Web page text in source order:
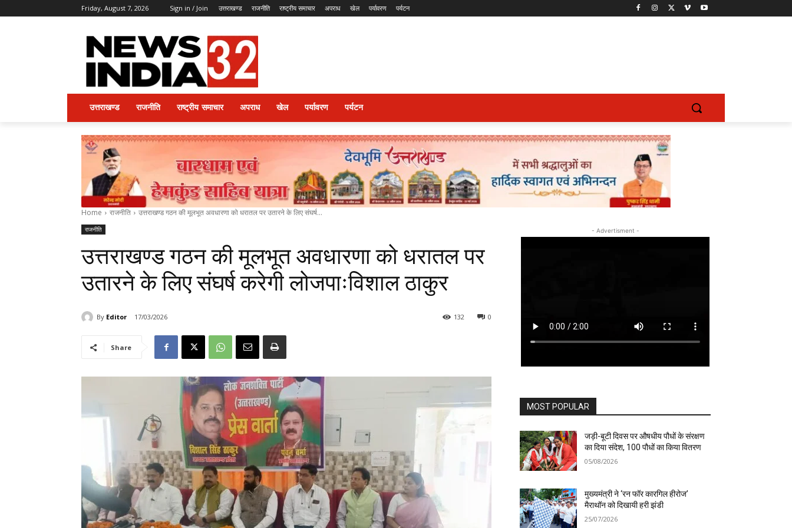
Friday, August 7, 2026 Sign in / Join उत्तराखण्ड राजनीति राष्ट्रीय समाचार अपराध खेल पर्यावरण पर्यटन
उत्तराखण्ड राजनीति राष्ट्रीय समाचार अपराध खेल पर्यावरण पर्यटन
Home राजनीति उत्तराखण्ड गठन की मूलभूत अवधारणा को धरातल पर उतारने के लिए संघर्ष...
राजनीति
उत्तराखण्ड गठन की मूलभूत अवधारणा को धरातल पर
उतारने के लिए संघर्ष करेगी लोजपाःविशाल ठाकुर
By Editor 17/03/2026 0
132
Share
- Advertisment -
MOST POPULAR
जड़ी-बूटी दिवस पर औषधीय पौधों के संरक्षण
का दिया संदेश, 100 पौधों का किया वितरण
05/08/2026
मुख्यमंत्री ने ‘रन फॉर कारगिल हीरोज’
मैराथॉन को दिखायी हरी झंडी
25/07/2026